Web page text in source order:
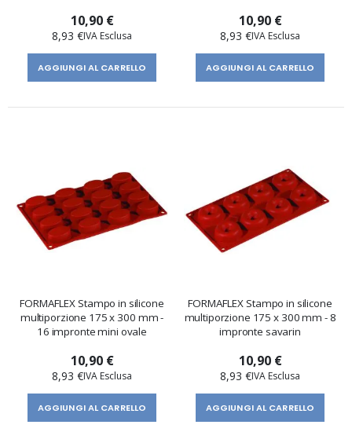
10,90 €
8,93 €
AGGIUNGI AL CARRELLO
10,90 €
8,93 €
AGGIUNGI AL CARRELLO
FORMAFLEX Stampo in silicone
multiporzione 175 x 300 mm -
16 impronte mini ovale
10,90 €
8,93 €
AGGIUNGI AL CARRELLO
FORMAFLEX Stampo in silicone
multiporzione 175 x 300 mm - 8
impronte savarin
10,90 €
8,93 €
AGGIUNGI AL CARRELLO